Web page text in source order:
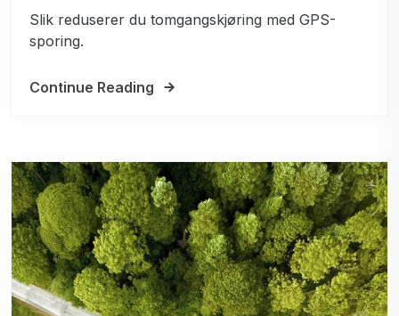
Slik reduserer du tomgangskjøring med GPS-
sporing.
Continue Reading